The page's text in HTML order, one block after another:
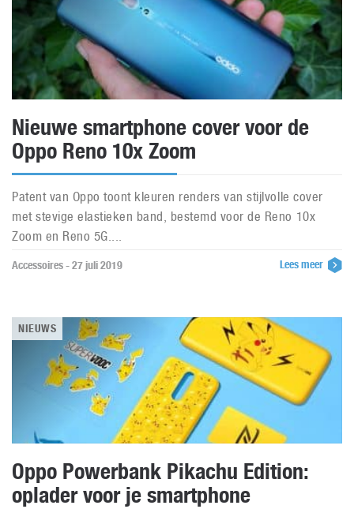
Nieuwe smartphone cover voor de
Oppo Reno 10x Zoom
Patent van Oppo toont kleuren renders van stijlvolle cover
met stevige elastieken band, bestemd voor de Reno 10x
Zoom en Reno 5G....
Accessoires - 27 juli 2019 Lees meer
NIEUWS
Oppo Powerbank Pikachu Edition:
oplader voor je smartphone